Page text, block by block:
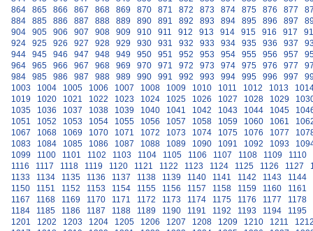
864
865 866 867 868 869 870 871 872 873 874 875 876 877
884
885 886 887 888 889 890 891 892 893 894 895 896 897
904
905 906 907 908 909 910 911 912 913 914 915 916 917
924
925 926 927 928 929 930 931 932 933 934 935 936 937
944
945 946 947 948 949 950 951 952 953 954 955 956 957
964
965 966 967 968 969 970 971 972 973 974 975 976 977
984
985 986 987 988 989 990 991 992 993 994 995 996 997
1003
1004 1005 1006 1007 1008 1009 1010 1011 1012 1013
1019
1020 1021 1022 1023 1024 1025 1026 1027 1028 1029
1035
1036 1037 1038 1039 1040 1041 1042 1043 1044 1045
1051
1052 1053 1054 1055 1056 1057 1058 1059 1060 1061
1067
1068 1069 1070 1071 1072 1073 1074 1075 1076 1077
1083
1084 1085 1086 1087 1088 1089 1090 1091 1092 1093
1099
1100 1101 1102 1103 1104 1105 1106 1107 1108 1109
1110
1116
1117 1118 1119 1120 1121 1122 1123 1124 1125 1126 1127
1133
1134 1135 1136 1137 1138 1139 1140 1141 1142 1143
1144
1150
1151 1152 1153 1154 1155 1156 1157 1158 1159 1160
1161
1167
1168 1169 1170 1171 1172 1173 1174 1175 1176 1177
1178
1184
1185 1186 1187 1188 1189 1190 1191 1192 1193 1194
1195
1201
1202 1203 1204 1205 1206 1207 1208 1209 1210 1211